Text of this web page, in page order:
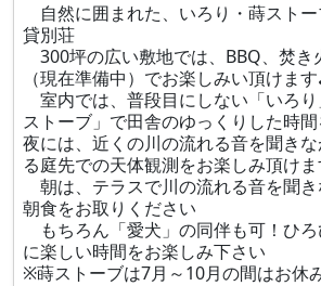
自然に囲まれた、いろり・蒔スト
貸別荘
300坪の広い敷地では、BBQ、焚き
（現在準備中）でお楽しみい頂けま
室内では、普段目にしない「いろ
ストーブ」で田舎のゆっくりした時
夜には、近くの川の流れる音を聞き
る庭先での天体観測をお楽しみ頂けま
朝は、テラスで川の流れる音を聞
朝食をお取りください
もちろん「愛犬」の同伴も可！ひ
に楽しい時間をお楽しみ下さい
※蒔ストーブは7月～10月の間はお休み